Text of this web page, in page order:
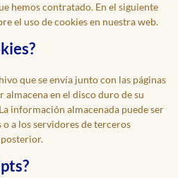
hemos contratado. En el siguiente
el uso de cookies en nuestra web.
que se envía junto con las páginas
almacena en el disco duro de su
información almacenada puede ser
a los servidores de terceros